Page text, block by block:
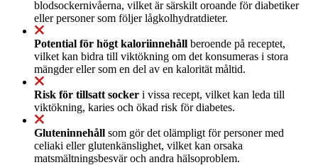
blodsockernivåerna, vilket är särskilt oroande för diabetiker
eller personer som följer lågkolhydratdieter.
Potential för högt kaloriinnehåll beroende på receptet,
vilket kan bidra till viktökning om det konsumeras i stora
mängder eller som en del av en kalorität måltid.
Risk för tillsatt socker i vissa recept, vilket kan leda till
viktökning, karies och ökad risk för diabetes.
Gluteninnehåll som gör det olämpligt för personer med
celiaki eller glutenkänslighet, vilket kan orsaka
matsmältningsbesvär och andra hälsoproblem.